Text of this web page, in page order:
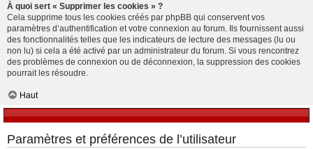
À quoi sert « Supprimer les cookies » ?
Cela supprime tous les cookies créés par phpBB qui conservent vos
paramètres d’authentification et votre connexion au forum. Ils fournissent aussi
des fonctionnalités telles que les indicateurs de lecture des messages (lu ou
non lu) si cela a été activé par un administrateur du forum. Si vous rencontrez
des problèmes de connexion ou de déconnexion, la suppression des cookies
pourrait les résoudre.
Haut
Paramètres et préférences de l’utilisateur